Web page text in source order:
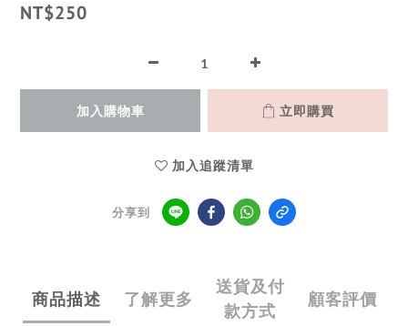
NT$250
加入購物車 立即購買
加入追蹤清單
分享到
商品描述 了解更多
送貨及付
款方式
顧客評價